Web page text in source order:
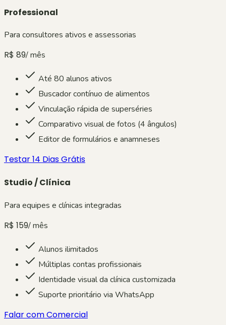
Professional
Para consultores ativos e assessorias
R$ 89/ mês
Até 80 alunos ativos
Buscador contínuo de alimentos
Vinculação rápida de superséries
Comparativo visual de fotos (4 ângulos)
Editor de formulários e anamneses
Testar 14 Dias Grátis
Studio / Clínica
Para equipes e clínicas integradas
R$ 159/ mês
Alunos ilimitados
Múltiplas contas profissionais
Identidade visual da clínica customizada
Suporte prioritário via WhatsApp
Falar com Comercial